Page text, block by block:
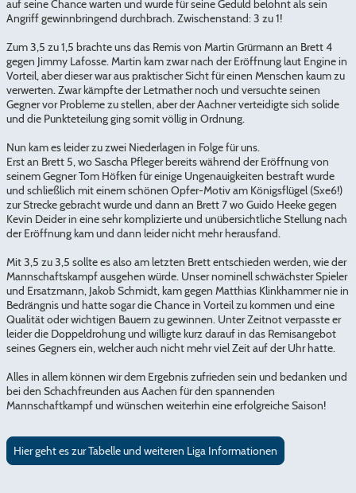
auf seine Chance warten und wurde für seine Geduld belohnt als sein
Angriff gewinnbringend durchbrach. Zwischenstand: 3 zu 1!
Zum 3,5 zu 1,5 brachte uns das Remis von Martin Grürmann an Brett 4
gegen Jimmy Lafosse. Martin kam zwar nach der Eröffnung laut Engine in
Vorteil, aber dieser war aus praktischer Sicht für einen Menschen kaum zu
verwerten. Zwar kämpfte der Letmather noch und versuchte seinen
Gegner vor Probleme zu stellen, aber der Aachner verteidigte sich solide
und die Punkteteilung ging somit völlig in Ordnung.
Nun kam es leider zu zwei Niederlagen in Folge für uns.
Erst an Brett 5, wo Sascha Pfleger bereits während der Eröffnung von
seinem Gegner Tom Höfken für einige Ungenauigkeiten bestraft wurde
und schließlich mit einem schönen Opfer-Motiv am Königsflügel (Sxe6!)
zur Strecke gebracht wurde und dann an Brett 7 wo Guido Heeke gegen
Kevin Deider in eine sehr komplizierte und unübersichtliche Stellung nach
der Eröffnung kam und dann leider nicht mehr herausfand.
Mit 3,5 zu 3,5 sollte es also am letzten Brett entschieden werden, wie der
Mannschaftskampf ausgehen würde. Unser nominell schwächster Spieler
und Ersatzmann, Jakob Schmidt, kam gegen Matthias Klinkhammer nie in
Bedrängnis und hatte sogar die Chance in Vorteil zu kommen und eine
Qualität oder wichtigen Bauern zu gewinnen. Unter Zeitnot verpasste er
leider die Doppeldrohung und willigte kurz darauf in das Remisangebot
seines Gegners ein, welcher auch nicht mehr viel Zeit auf der Uhr hatte.
Alles in allem können wir dem Ergebnis zufrieden sein und bedanken und
bei den Schachfreunden aus Aachen für den spannenden
Mannschaftkampf und wünschen weiterhin eine erfolgreiche Saison!
Hier geht es zur Tabelle und weiteren Liga Informationen